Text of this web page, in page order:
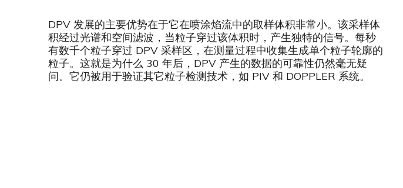
DPV 发展的主要优势在于它在喷涂焰流中的取样体积非常小。该采样体
积经过光谱和空间滤波，当粒子穿过该体积时，产生独特的信号。每秒
有数千个粒子穿过 DPV 采样区，在测量过程中收集生成单个粒子轮廓的
粒子。这就是为什么 30 年后，DPV 产生的数据的可靠性仍然毫无疑
问。它仍被用于验证其它粒子检测技术，如 PIV 和 DOPPLER 系统。